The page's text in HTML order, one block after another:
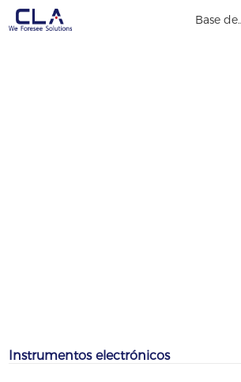
Base de
Instrumentos electrónicos